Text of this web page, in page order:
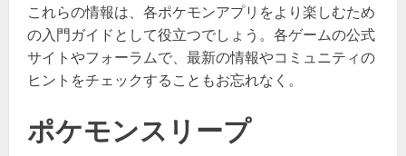
これらの情報は、各ポケモンアプリをより楽しむため
の入門ガイドとして役立つでしょう。各ゲームの公式
サイトやフォーラムで、最新の情報やコミュニティの
ヒントをチェックすることもお忘れなく。
ポケモンスリープ